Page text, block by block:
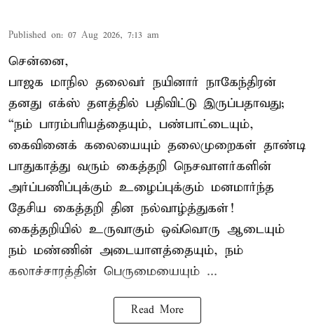
Published on: 07 Aug 2026, 7:13 am
சென்னை,
பாஜக மாநில தலைவர் நயினார் நாகேந்திரன்
தனது எக்ஸ் தளத்தில் பதிவிட்டு இருப்பதாவது;
“நம் பாரம்பரியத்தையும், பண்பாட்டையும்,
கைவினைக் கலையையும் தலைமுறைகள் தாண்டி
பாதுகாத்து வரும் கைத்தறி நெசவாளர்களின்
அர்ப்பணிப்புக்கும் உழைப்புக்கும் மனமார்ந்த
தேசிய கைத்தறி தின நல்வாழ்த்துகள்!
கைத்தறியில் உருவாகும் ஒவ்வொரு ஆடையும்
நம் மண்ணின் அடையாளத்தையும், நம்
கலாச்சாரத்தின் பெருமையையும் ...
Read More